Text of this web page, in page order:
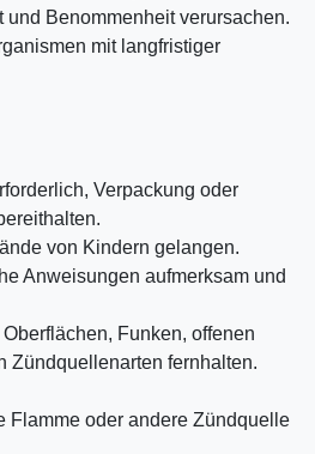
und Benommenheit verursachen.
mit langfristiger
Verpackung oder
von Kindern gelangen.
Anweisungen aufmerksam und
Funken, offenen
Zündquellenarten fernhalten.
Flamme oder andere Zündquelle